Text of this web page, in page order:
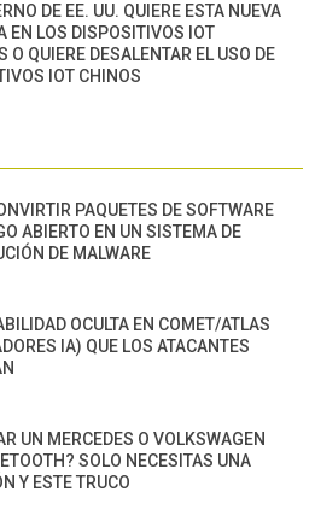
DE EE. UU. QUIERE ESTA NUEVA
EN LOS DISPOSITIVOS IOT
O QUIERE DESALENTAR EL USO DE
IOT CHINOS
PAQUETES DE SOFTWARE
ABIERTO EN UN SISTEMA DE
DE MALWARE
OCULTA EN COMET/ATLAS
IA) QUE LOS ATACANTES
UN MERCEDES O VOLKSWAGEN
SOLO NECESITAS UNA
Y ESTE TRUCO